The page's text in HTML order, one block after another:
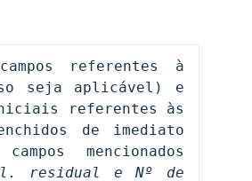
referentes à
de imediato
mencionados
residual e Nº de